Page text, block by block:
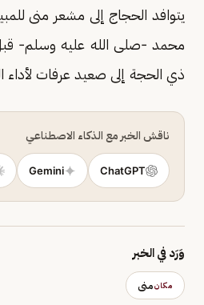
يتوافد الحجاج إلى مشعر منى
محمد -صلى الله عليه وسلم-
ذي الحجة إلى صعيد عرفات لأداء
ناقش الخبر مع الذكاء الاصطناعي
ChatGPT
Gemini
وَرَد في الخبر
مكانمنى